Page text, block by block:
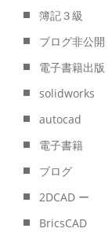
簿記３級
ブログ非公開
電子書籍出版
solidworks
autocad
電子書籍
ブログ
2DCAD ー
BricsCAD